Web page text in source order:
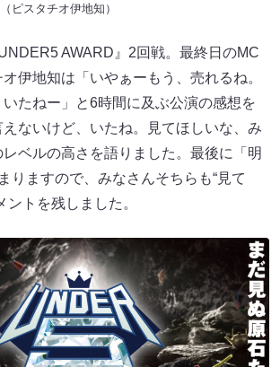
（ピスタチオ伊地知）
AWARD』2回戦。最終日のMC
伊地知は「いやぁーもう、売れるね。
いたねー」と6時間に及ぶ公演の感想を
ないけど、いたね。見てほしいな、み
ベルの高さを語りました。最後に「明
りますので、みなさんそちらも“見て
ントを残しました。